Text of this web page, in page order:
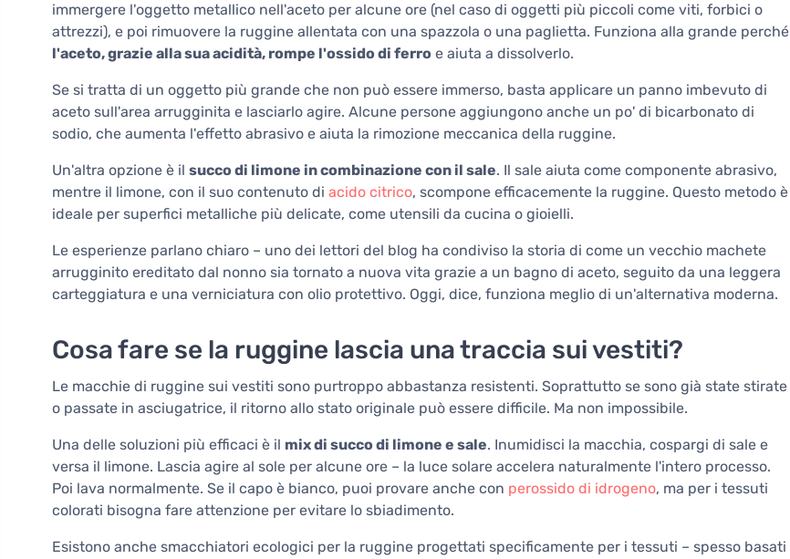
immergere l'oggetto metallico nell'aceto per alcune ore (nel caso di oggetti più piccoli come viti, forbici o
attrezzi), e poi rimuovere la ruggine allentata con una spazzola o una paglietta. Funziona alla grande perché
l'aceto, grazie alla sua acidità, rompe l'ossido di ferro e aiuta a dissolverlo.
Se si tratta di un oggetto più grande che non può essere immerso, basta applicare un panno imbevuto di
aceto sull'area arrugginita e lasciarlo agire. Alcune persone aggiungono anche un po' di bicarbonato di
sodio, che aumenta l'effetto abrasivo e aiuta la rimozione meccanica della ruggine.
Un'altra opzione è il succo di limone in combinazione con il sale. Il sale aiuta come componente abrasivo,
mentre il limone, con il suo contenuto di acido citrico, scompone efficacemente la ruggine. Questo metodo è
ideale per superfici metalliche più delicate, come utensili da cucina o gioielli.
Le esperienze parlano chiaro – uno dei lettori del blog ha condiviso la storia di come un vecchio machete
arrugginito ereditato dal nonno sia tornato a nuova vita grazie a un bagno di aceto, seguito da una leggera
carteggiatura e una verniciatura con olio protettivo. Oggi, dice, funziona meglio di un'alternativa moderna.
Cosa fare se la ruggine lascia una traccia sui vestiti?
Le macchie di ruggine sui vestiti sono purtroppo abbastanza resistenti. Soprattutto se sono già state stirate
o passate in asciugatrice, il ritorno allo stato originale può essere difficile. Ma non impossibile.
Una delle soluzioni più efficaci è il mix di succo di limone e sale. Inumidisci la macchia, cospargi di sale e
versa il limone. Lascia agire al sole per alcune ore – la luce solare accelera naturalmente l'intero processo.
Poi lava normalmente. Se il capo è bianco, puoi provare anche con perossido di idrogeno, ma per i tessuti
colorati bisogna fare attenzione per evitare lo sbiadimento.
Esistono anche smacchiatori ecologici per la ruggine progettati specificamente per i tessuti – spesso basati